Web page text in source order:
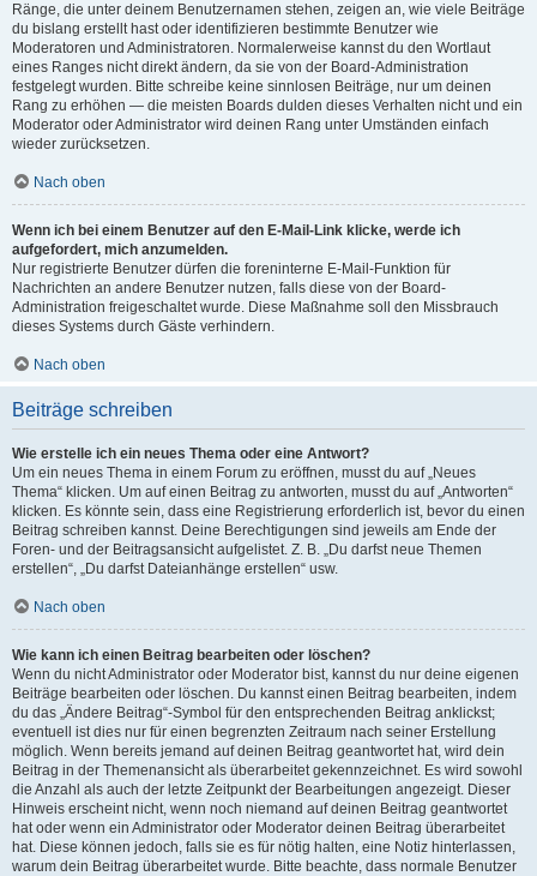
Ränge, die unter deinem Benutzernamen stehen, zeigen an, wie viele Beiträge
du bislang erstellt hast oder identifizieren bestimmte Benutzer wie
Moderatoren und Administratoren. Normalerweise kannst du den Wortlaut
eines Ranges nicht direkt ändern, da sie von der Board-Administration
festgelegt wurden. Bitte schreibe keine sinnlosen Beiträge, nur um deinen
Rang zu erhöhen — die meisten Boards dulden dieses Verhalten nicht und ein
Moderator oder Administrator wird deinen Rang unter Umständen einfach
wieder zurücksetzen.
Nach oben
Wenn ich bei einem Benutzer auf den E-Mail-Link klicke, werde ich
aufgefordert, mich anzumelden.
Nur registrierte Benutzer dürfen die foreninterne E-Mail-Funktion für
Nachrichten an andere Benutzer nutzen, falls diese von der Board-
Administration freigeschaltet wurde. Diese Maßnahme soll den Missbrauch
dieses Systems durch Gäste verhindern.
Nach oben
Beiträge schreiben
Wie erstelle ich ein neues Thema oder eine Antwort?
Um ein neues Thema in einem Forum zu eröffnen, musst du auf „Neues
Thema“ klicken. Um auf einen Beitrag zu antworten, musst du auf „Antworten“
klicken. Es könnte sein, dass eine Registrierung erforderlich ist, bevor du einen
Beitrag schreiben kannst. Deine Berechtigungen sind jeweils am Ende der
Foren- und der Beitragsansicht aufgelistet. Z. B. „Du darfst neue Themen
erstellen“, „Du darfst Dateianhänge erstellen“ usw.
Nach oben
Wie kann ich einen Beitrag bearbeiten oder löschen?
Wenn du nicht Administrator oder Moderator bist, kannst du nur deine eigenen
Beiträge bearbeiten oder löschen. Du kannst einen Beitrag bearbeiten, indem
du das „Ändere Beitrag“-Symbol für den entsprechenden Beitrag anklickst;
eventuell ist dies nur für einen begrenzten Zeitraum nach seiner Erstellung
möglich. Wenn bereits jemand auf deinen Beitrag geantwortet hat, wird dein
Beitrag in der Themenansicht als überarbeitet gekennzeichnet. Es wird sowohl
die Anzahl als auch der letzte Zeitpunkt der Bearbeitungen angezeigt. Dieser
Hinweis erscheint nicht, wenn noch niemand auf deinen Beitrag geantwortet
hat oder wenn ein Administrator oder Moderator deinen Beitrag überarbeitet
hat. Diese können jedoch, falls sie es für nötig halten, eine Notiz hinterlassen,
warum dein Beitrag überarbeitet wurde. Bitte beachte, dass normale Benutzer